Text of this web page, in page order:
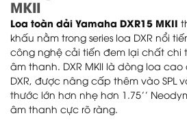
MKII
Loa toàn dải Yamaha DXR15 MKII
khấu nằm trong series loa DXR nổi
công nghệ cải tiến đem lại chất chi
âm thanh. DXR MKII là dòng loa cao
DXR, được nâng cấp thêm vào SPL
thước lớn hơn nhẹ hơn 1.75’’
âm thanh cực rõ ràng.